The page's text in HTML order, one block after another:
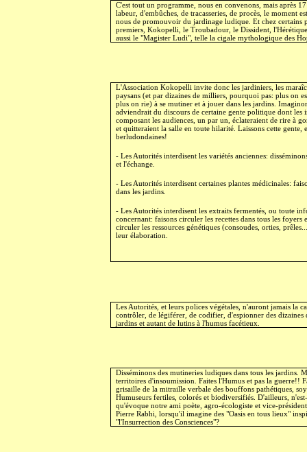
C'est tout un programme, nous en convenons, mais après
labeur, d'embûches, de tracasseries, de procès, le moment
nous de promouvoir du jardinage ludique. Et chez certains
premiers, Kokopelli, le Troubadour, le Dissident,
aussi le "Magister Ludi", telle la cigale mythologique des
L'Association Kokopelli invite donc les jardiniers, les
paysans (et par dizaines de milliers, pourquoi pas: plus on
plus on rie) à se mutiner et à jouer dans les jardins.
adviendrait du discours de certaine gente politique dont les
composant les audiences, un par un, éclateraient de rire à
et quitteraient la salle en toute hilarité. Laissons cette gente,
berludondaines!
- Les Autorités interdisent les variétés anciennes:
et l'échange.
- Les Autorités interdisent certaines plantes médicinales:
dans les jardins.
- Les Autorités interdisent les extraits fermentés, ou toute
concernant: faisons circuler les recettes dans tous les foyers
circuler les ressources génétiques (consoudes, orties,
leur élaboration.
Les Autorités, et leurs polices végétales, n'auront jamais la
contrôler, de légiférer, de codifier, d'espionner des dizaines
jardins et autant de lutins à l'humus facétieux.
Disséminons des mutineries ludiques dans tous les jardins.
territoires d'insoumission. Faites l'Humus et pas la guerre!!
grisaille de la mitraille verbale des bouffons pathétiques,
Humuseurs fertiles, colorés et biodiversifiés. D'ailleurs,
qu'évoque notre ami poète, agro-écologiste et vice-
Pierre Rabhi, lorsqu'il imagine des "Oasis en tous lieux"
"l'Insurrection des Consciences"?